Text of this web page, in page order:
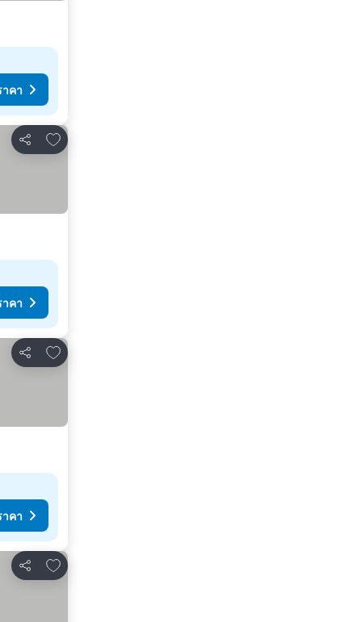
คา
แชร์
เพิ่มในรายการโปรด
คา
แชร์
เพิ่มในรายการโปรด
คา
แชร์
เพิ่มในรายการโปรด